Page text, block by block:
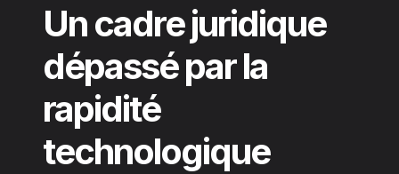
Un cadre juridique
dépassé par la
rapidité
technologique